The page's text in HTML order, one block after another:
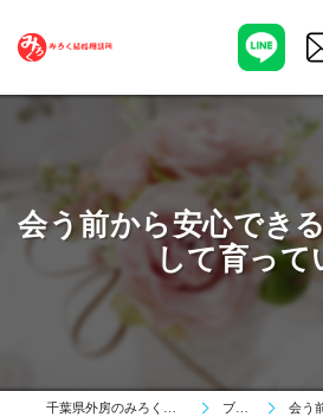
会う前から安心でき
して育って
ブログ 会う前